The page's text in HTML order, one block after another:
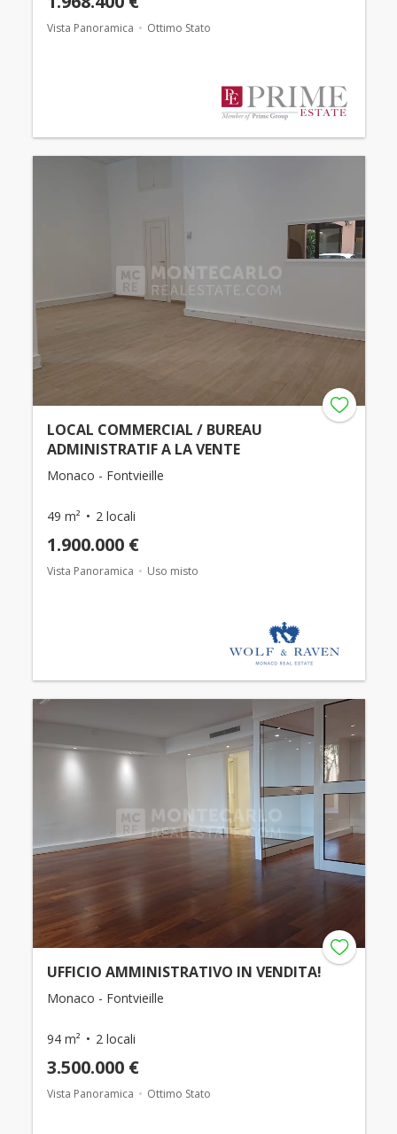
Vista Panoramica Ottimo Stato
LOCAL COMMERCIAL / BUREAU
ADMINISTRATIF A LA VENTE
Monaco - Fontvieille
49 m² 2 locali
1.900.000 €
Vista Panoramica Uso misto
UFFICIO AMMINISTRATIVO IN VENDITA!
Monaco - Fontvieille
94 m² 2 locali
3.500.000 €
Vista Panoramica Ottimo Stato